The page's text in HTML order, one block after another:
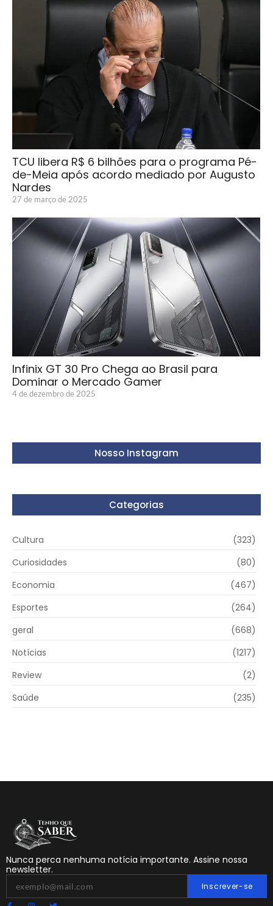
TCU libera R$ 6 bilhões para o programa Pé-
de-Meia após acordo mediado por Augusto
Nardes
27 de março de 2025
Infinix GT 30 Pro Chega ao Brasil para
Dominar o Mercado Gamer
4 de dezembro de 2025
Nosso Instagram
Categorias
Cultura
(323)
Curiosidades
(80)
Economia
(467)
Esportes
(264)
geral
(668)
Notícias
(1217)
Review
(2)
Saúde
(235)
Nunca perca nenhuma notícia importante. Assine nossa
newsletter.
Inscrever-se